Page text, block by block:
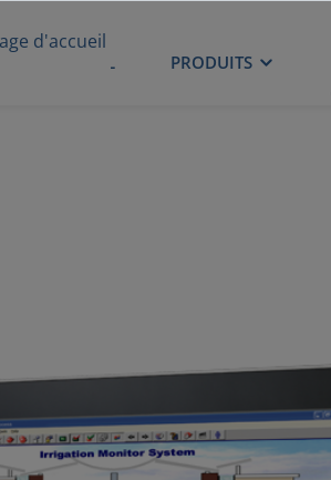
ACCUEIL PRODUITS